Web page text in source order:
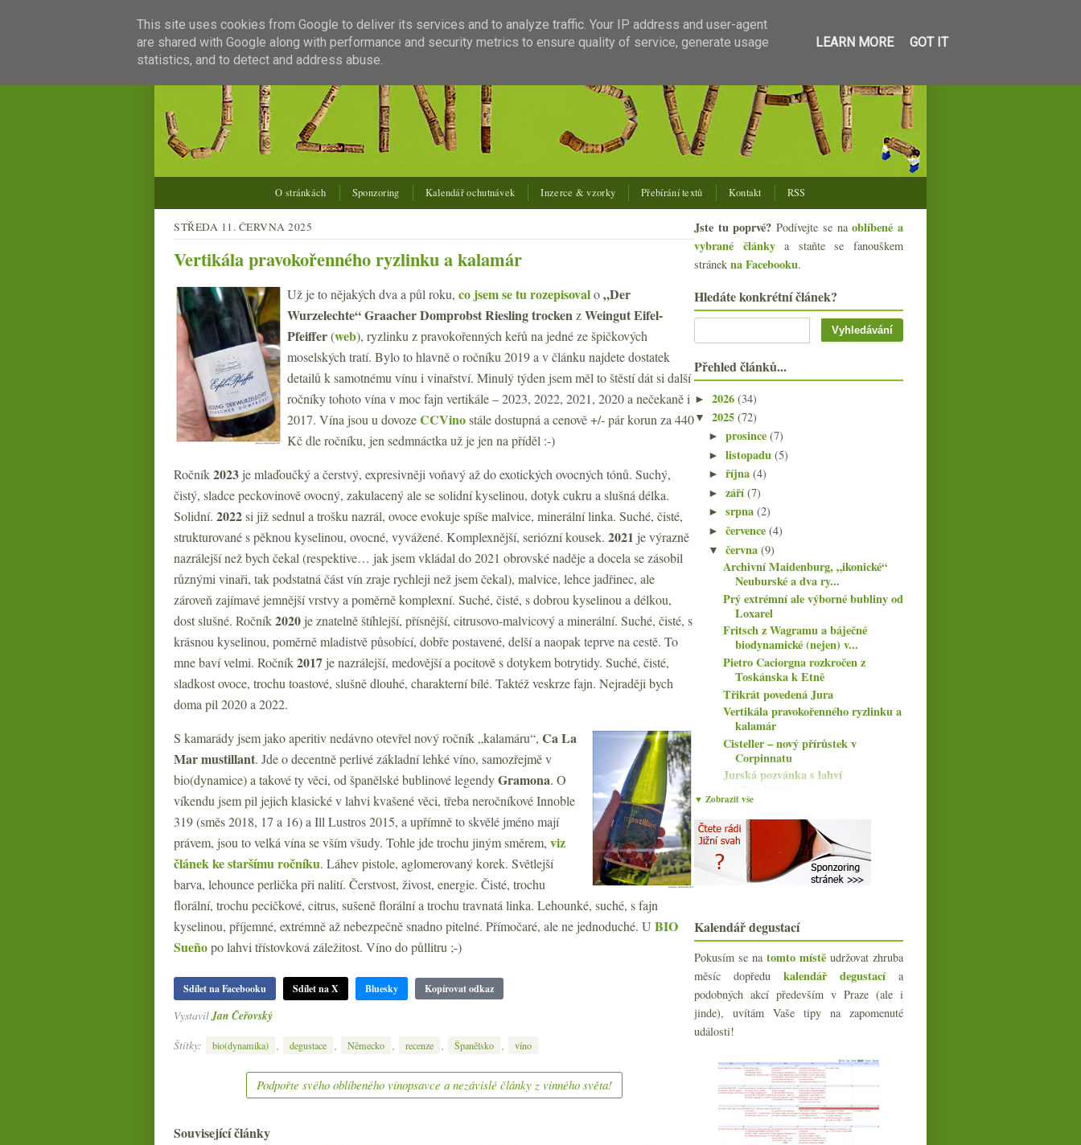
O stránkách Sponzoring Kalendář ochutnávek Inzerce & vzorky Přebírání textů Kontakt RSS
STŘEDA 11. ČERVNA 2025
Vertikála pravokořenného ryzlinku a kalamár
Už je to nějakých dva a půl roku, co jsem se tu rozepisovalo„Der
Wurzelechte“ Graacher Domprobst Riesling trockenzWeingut Eifel-
Pfeiffer(web), ryzlinku z pravokořenných keřů na jedné ze špičkových
moselských tratí. Bylo to hlavně o ročníku 2019 a v článku najdete dostatek
detailů k samotnému vínu i vinařství. Minulý týden jsem měl to štěstí dát si další
ročníky tohoto vína v moc fajn vertikále – 2023, 2022, 2021, 2020 a nečekaně i
2017. Vína jsou u dovozeCCVinostále dostupná a cenově +/- pár korun za 440
Kč dle ročníku, jen sedmnáctka už je jen na příděl :-)
Ročník2023 je mlaďoučký a čerstvý, expresivněji voňavý až do exotických ovocných tónů. Suchý,
čistý, sladce peckovinově ovocný, zakulacený ale se solidní kyselinou, dotyk cukru a slušná délka.
Solidní. 2022si již sednul a trošku nazrál, ovoce evokuje spíše malvice, minerální linka. Suché, čisté,
strukturované s pěknou kyselinou, ovocné, vyvážené. Komplexnější, seriózní kousek. 2021 je výrazně
nazrálejší než bych čekal (respektive… jak jsem vkládal do 2021 obrovské naděje a docela se zásobil
různými vinaři, tak podstatná část vín zraje rychleji než jsem čekal), malvice, lehce jadřinec, ale
zároveň zajímavé jemnější vrstvy a poměrně komplexní. Suché, čisté, s dobrou kyselinou a délkou,
dost slušné. Ročník2020 je znatelně štíhlejší, přísnější, citrusovo-malvicový a minerální. Suché, čisté, s
krásnou kyselinou, poměrně mladistvě působící, dobře postavené, delší a naopak teprve na cestě. To
mne baví velmi. Ročník2017 je nazrálejší, medovější a pocitově s dotykem botrytidy. Suché, čisté,
sladkost ovoce, trochu toastové, slušně dlouhé, charakterní bílé. Taktéž veskrze fajn. Nejraději bych
doma pil 2020 a 2022.
S kamarády jsem jako aperitiv nedávno otevřel nový ročník „kalamáru“, Ca La
Mar mustillant. Jde o decentně perlivé základní lehké víno, samozřejmě v
bio(dynamice) a takové ty věci, od španělské bublinové legendyGramona. O
víkendu jsem pil jejich klasické v lahvi kvašené věci, třeba neročníkové Innoble
319 (směs 2018, 17 a 16) a Ill Lustros 2015, a upřímně to skvělé jméno mají
právem, jsou to velká vína se vším všudy. Tohle jde trochu jiným směrem, viz
článek ke staršímu ročníku. Láhev pistole, aglomerovaný korek. Světlejší
barva, lehounce perlička při nalití. Čerstvost, živost, energie. Čisté, trochu
florální, trochu pecičkové, citrus, sušeně florální a trochu travnatá linka. Lehounké, suché, s fajn
kyselinou, příjemné, extrémně až nebezpečně snadno pitelné. Přímočaré, ale ne jednoduché. U BIO
Sueñopo lahvi třístovková záležitost. Víno do půllitru ;-)
Sdílet na Facebooku Sdílet na X Bluesky Kopírovat odkaz
VystavilJan Čeřovský
Štítky:
bio(dynamika) degustace Německo recenze Španělsko víno
Podpořte svého oblíbeného vínopsavce a nezávislé články z vinného světa!
Související články
Jste tu poprvé? Podívejte se naoblíbené a
vybrané článkya staňte se fanouškem
stránek na Facebooku.
Hledáte konkrétní článek?
Přehled článků...
► 2026 (34)
▼ 2025 (72)
►prosince(7)
►listopadu(5)
►října(4)
►září(7)
►srpna(2)
►července(4)
▼června(9)
Archivní Maidenburg, „ikonické“
Neuburské a dva ry...
Prý extrémní ale výborné bubliny od
Loxarel
Fritsch z Wagramu a báječné
biodynamické (nejen) v...
Pietro Caciorgna rozkročen z
Toskánska k Etně
Třikrát povedená Jura
Vertikála pravokořenného ryzlinku a
kalamár
Cisteller – nový přírůstek v
Corpinnatu
Jurská pozvánka s lahví
Chardonnay
Velká vína od Nikolaihof
►května
►dubna (8)
► března
února(6)
►2024(106)
2023(160)
►2022 (225)
►2021(239)
► 2020(239)
► 2019(238)
2018
2017(240)
(250)
2015(251)
(254)
(249)
▼ Zobrazit vše
Kalendář degustací
Pokusím se na tomto místě udržovat zhruba
měsíc dopředu kalendář degustacía
podobných akcí především v Praze (ale i
jinde), uvítám Vaše tipy na zapomenuté
události!
This site uses cookies from Google to deliver its services and to analyze traffic. Your IP address and user-agent
are shared with Google along with performance and security metrics to ensure quality of service, generate usage
statistics, and to detect and address abuse.
LEARN MORE GOT IT